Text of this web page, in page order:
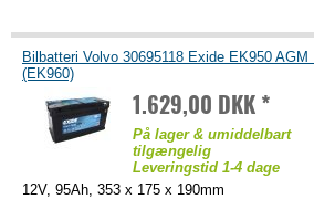
Bilbatteri Volvo 30695118 Exide EK950
(EK960)
1.629,00 DKK *
På lager & umiddelbart
tilgængelig
Leveringstid 1-4 dage
12V, 95Ah, 353 x 175 x 190mm